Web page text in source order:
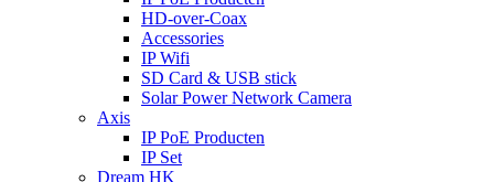
HD-over-Coax
Accessories
IP Wifi
SD Card & USB stick
Solar Power Network Camera
Axis
IP PoE Producten
IP Set
Dream HK